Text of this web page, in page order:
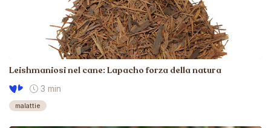
Leishmaniosi nel cane: Lapacho forza della natura
3 min
malattie